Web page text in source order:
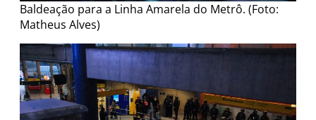
Baldeação para a Linha Amarela do Metrô. (Foto:
Matheus Alves)